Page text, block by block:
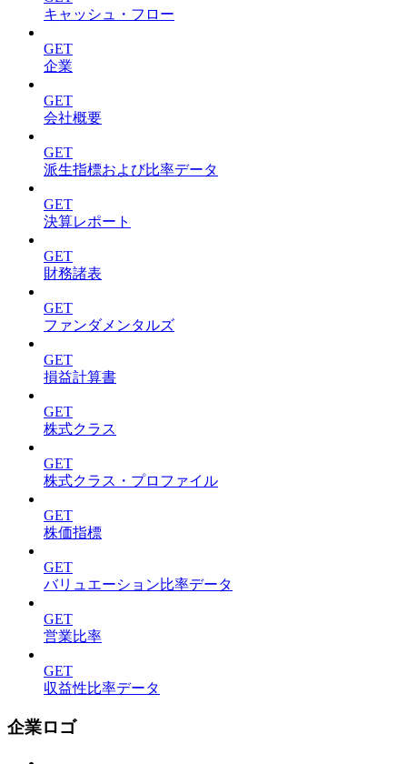
キャッシュ・フロー
GET
企業
GET
会社概要
GET
派生指標および比率データ
GET
決算レポート
GET
財務諸表
GET
ファンダメンタルズ
GET
損益計算書
GET
株式クラス
GET
株式クラス・プロファイル
GET
株価指標
GET
バリュエーション比率データ
GET
営業比率
GET
収益性比率データ
企業ロゴ